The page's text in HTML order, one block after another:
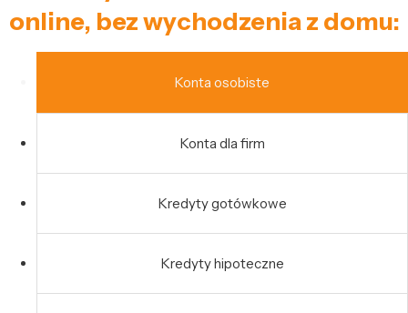
online, bez wychodzenia z domu:
Konta osobiste
Konta dla firm
Kredyty gotówkowe
Kredyty hipoteczne